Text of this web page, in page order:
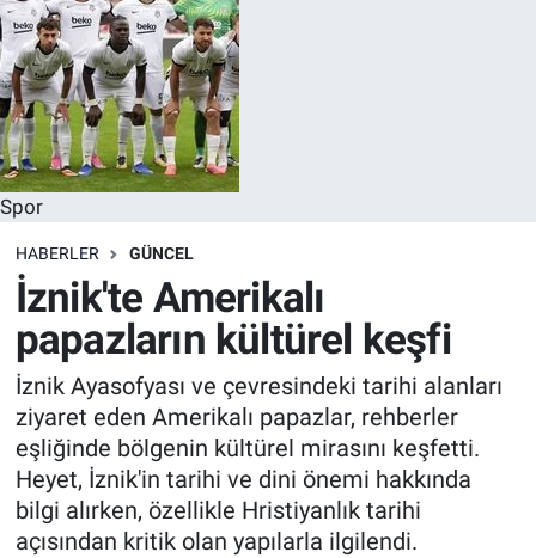
Spor
HABERLER GÜNCEL
İznik'te Amerikalı
papazların kültürel keşfi
İznik Ayasofyası ve çevresindeki tarihi alanları
ziyaret eden Amerikalı papazlar, rehberler
eşliğinde bölgenin kültürel mirasını keşfetti.
Heyet, İznik'in tarihi ve dini önemi hakkında
bilgi alırken, özellikle Hristiyanlık tarihi
açısından kritik olan yapılarla ilgilendi.